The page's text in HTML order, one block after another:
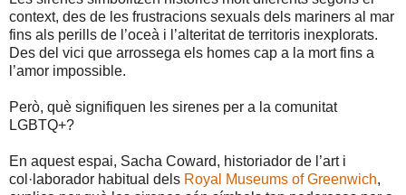
context, des de les frustracions sexuals dels mariners al mar
fins als perills de l’oceà i l’alteritat de territoris inexplorats.
Des del vici que arrossega els homes cap a la mort fins a
l’amor impossible.
Però, què signifiquen les sirenes per a la comunitat
LGBTQ+?
En aquest espai, Sacha Coward, historiador de l’art i
col·laborador habitual dels Royal Museums of Greenwich,